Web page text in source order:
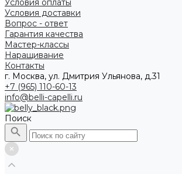
Условия оплаты
Условия доставки
Вопрос - ответ
Гарантия качества
Мастер-классы
Наращивание
Контакты
г. Москва, ул. Дмитрия Ульянова, д.31
+7 (965) 110-60-13
info@belli-capelli.ru
Поиск